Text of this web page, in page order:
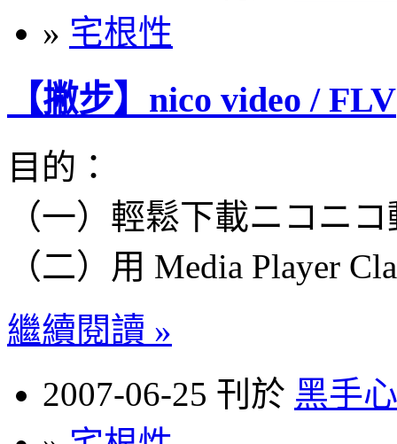
» 宅根性
【撇步】nico video / FLV
目的：
（一）輕鬆下載ニコニ
（二）用 Media Player
繼續閱讀 »
2007-06-25 刊於 黑手